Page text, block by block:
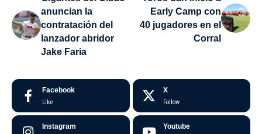
anuncian la
contratación del
lanzador abridor
Jake Faria
Early Camp con
40 jugadores en el
Corral
Facebook
Like
X
Follow
Instagram Youtube